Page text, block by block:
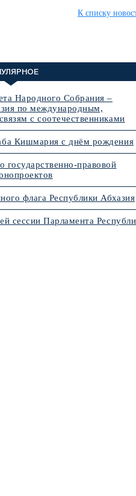
Народного Собрания –
по международным,
с соотечественниками
Кишмария с днём рождения
государственно-правовой
флага Республики Абхазия
сессии Парламента
К списку